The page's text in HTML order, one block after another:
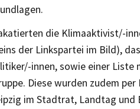
die Klimaaktivist/-
der Linkspartei im Bild),
innen, sowie einer Liste
Diese wurden zudem
im Stadtrat, Landtag und